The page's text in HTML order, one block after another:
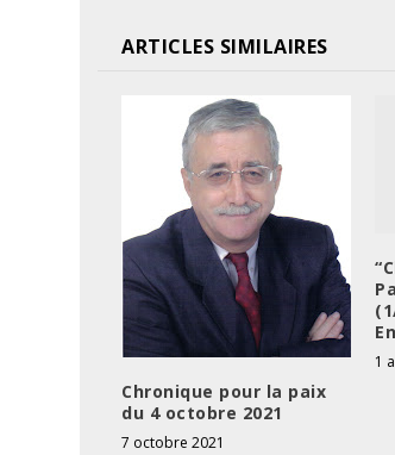
ARTICLES SIMILAIRES
Chronique pour la paix
du 4 octobre 2021
7 octobre 2021
1